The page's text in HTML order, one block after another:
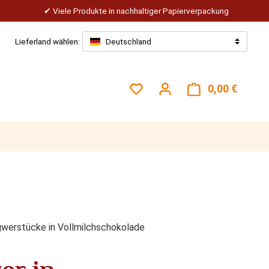
Viele Produkte in nachhaltiger Papierverpackung
Lieferland wählen: Deutschland
Du hast 0 Produkte auf
0,00 €
in Vollmilchschokolade